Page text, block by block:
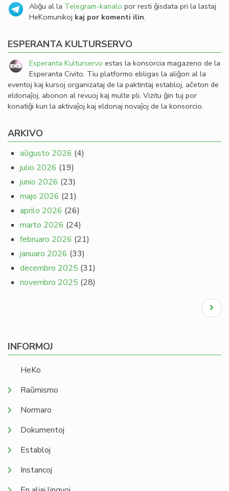
Aliĝu al la Telegram-kanalo por resti ĝisdata pri la lastaj
HeKomunikoj kaj por komenti ilin.
ESPERANTA KULTURSERVO
Esperanta Kulturservo estas la konsorcia magazeno de la
Esperanta Civito. Tiu platformo ebligas la aliĝon al la
eventoj kaj kursoj organizataj de la paktintaj establoj, aĉeton de
eldonaĵoj, abonon al revuoj kaj multe pli. Vizitu ĝin tuj por
konatiĝi kun la aktivaĵoj kaj eldonaj novaĵoj de la konsorcio.
ARKIVO
aŭgusto 2026 (4)
julio 2026 (19)
junio 2026 (23)
majo 2026 (21)
aprilo 2026 (26)
marto 2026 (24)
februaro 2026 (21)
januaro 2026 (33)
decembro 2025 (31)
novembro 2025 (28)
Next
page
INFORMOJ
HeKo
Raŭmismo
Normaro
Dokumentoj
Establoj
Instancoj